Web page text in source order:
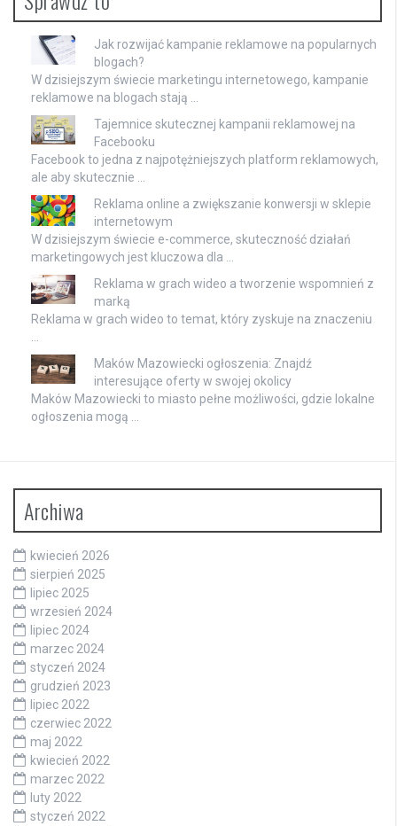
Jak rozwijać kampanie reklamowe na popularnych
blogach?
W dzisiejszym świecie marketingu internetowego, kampanie
reklamowe na blogach stają …
Tajemnice skutecznej kampanii reklamowej na
Facebooku
Facebook to jedna z najpotężniejszych platform reklamowych,
ale aby skutecznie …
Reklama online a zwiększanie konwersji w sklepie
internetowym
W dzisiejszym świecie e-commerce, skuteczność działań
marketingowych jest kluczowa dla …
Reklama w grach wideo a tworzenie wspomnień z
marką
Reklama w grach wideo to temat, który zyskuje na znaczeniu
Maków Mazowiecki ogłoszenia: Znajdź
interesujące oferty w swojej okolicy
Maków Mazowiecki to miasto pełne możliwości, gdzie lokalne
ogłoszenia mogą …
Archiwa
kwiecień 2026
sierpień 2025
lipiec 2025
wrzesień 2024
lipiec 2024
marzec 2024
styczeń 2024
grudzień 2023
lipiec 2022
czerwiec 2022
maj 2022
kwiecień 2022
marzec 2022
luty 2022
styczeń 2022